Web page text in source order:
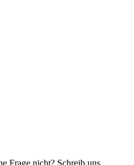
Frage nicht? Schreib uns.